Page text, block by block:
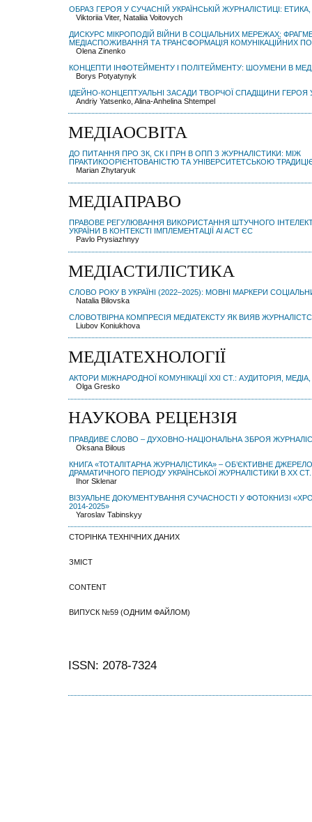
ОБРАЗ ГЕРОЯ У СУЧАСНІЙ УКРАЇНСЬКІЙ ЖУРНАЛІСТИЦІ:
Viktoriia Viter, Nataliia Voitovych
ДИСКУРС МІКРОПОДІЙ ВІЙНИ В СОЦІАЛЬНИХ МЕРЕЖАХ:
МЕДІАСПОЖИВАННЯ ТА ТРАНСФОРМАЦІЯ КОМУНІКАЦІЙНИХ
Olena Zinenko
КОНЦЕПТИ ІНФОТЕЙМЕНТУ І ПОЛІТЕЙМЕНТУ: ШОУМЕНИ В
Borys Potyatynyk
ІДЕЙНО-КОНЦЕПТУАЛЬНІ ЗАСАДИ ТВОРЧОЇ СПАДЩИНИ ГЕРОЯ
Andriy Yatsenko, Alina-Anhelina Shtempel
МЕДІАОСВІТА
ДО ПИТАННЯ ПРО ЗК, СК І ПРН В ОПП З ЖУРНАЛІСТИКИ: МІЖ
ПРАКТИКООРІЄНТОВАНІСТЮ ТА УНІВЕРСИТЕТСЬКОЮ
Marian Zhytaryuk
МЕДІАПРАВО
ПРАВОВЕ РЕГУЛЮВАННЯ ВИКОРИСТАННЯ ШТУЧНОГО
УКРАЇНИ В КОНТЕКСТІ ІМПЛЕМЕНТАЦІЇ AI ACT ЄС
Pavlo Prysiazhnyy
МЕДІАСТИЛІСТИКА
СЛОВО РОКУ В УКРАЇНІ (2022–2025): МОВНІ МАРКЕРИ
Natalia Bilovska
СЛОВОТВІРНА КОМПРЕСІЯ МЕДІАТЕКСТУ ЯК ВИЯВ
Liubov Koniukhova
МЕДІАТЕХНОЛОГІЇ
АКТОРИ МІЖНАРОДНОЇ КОМУНІКАЦІЇ ХХІ СТ.: АУДИТОРІЯ, МЕДІА,
Olga Gresko
НАУКОВА РЕЦЕНЗІЯ
ПРАВДИВЕ СЛОВО – ДУХОВНО-НАЦІОНАЛЬНА ЗБРОЯ
Oksana Bilous
КНИГА «ТОТАЛІТАРНА ЖУРНАЛІСТИКА» ‒ ОБ’ЄКТИВНЕ
ДРАМАТИЧНОГО ПЕРІОДУ УКРАЇНСЬКОЇ ЖУРНАЛІСТИКИ В XX СТ.
Ihor Sklenar
ВІЗУАЛЬНЕ ДОКУМЕНТУВАННЯ СУЧАСНОСТІ У ФОТОКНИЗІ
2014-2025»
Yaroslav Tabinskyy
СТОРІНКА ТЕХНІЧНИХ ДАНИХ
ЗМІСТ
CONTENT
ВИПУСК №59 (ОДНИМ ФАЙЛОМ)
ISSN: 2078-7324